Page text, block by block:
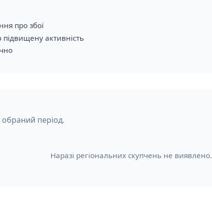
про збої
підвищену активність
обраний період.
Наразі регіональних скупчень не виявлено.